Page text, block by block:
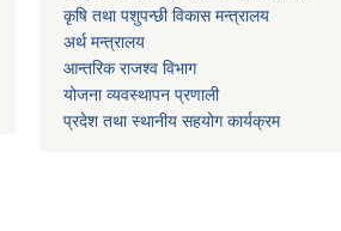
कृषि तथा पशुपन्छी विकास मन्त्रालय
अर्थ मन्त्रालय
आन्तरिक राजश्व विभाग
योजना व्यवस्थापन प्रणाली
प्रदेश तथा स्थानीय सहयोग कार्यक्रम